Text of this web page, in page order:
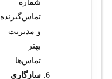
شماره
تماس‌گیرنده
و مدیریت
بهتر
تماس‌ها.
سازگاری